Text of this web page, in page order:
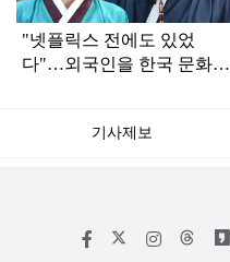
"넷플릭스 전에도 있었
다"…외국인을 한국 문화에
기사제보
페
인